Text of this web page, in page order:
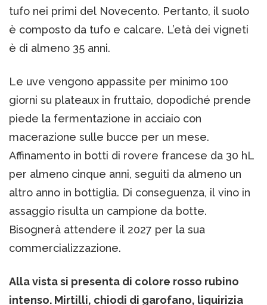
tufo nei primi del Novecento. Pertanto, il suolo
è composto da tufo e calcare. L’età dei vigneti
è di almeno 35 anni.
Le uve vengono appassite per minimo 100
giorni su plateaux in fruttaio, dopodiché prende
piede la fermentazione in acciaio con
macerazione sulle bucce per un mese.
Affinamento in botti di rovere francese da 30 hL
per almeno cinque anni, seguiti da almeno un
altro anno in bottiglia. Di conseguenza, il vino in
assaggio risulta un campione da botte.
Bisognerà attendere il 2027 per la sua
commercializzazione.
Alla vista si presenta di colore rosso rubino
intenso. Mirtilli, chiodi di garofano, liquirizia